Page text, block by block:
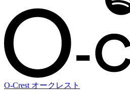
O-Crest オークレスト